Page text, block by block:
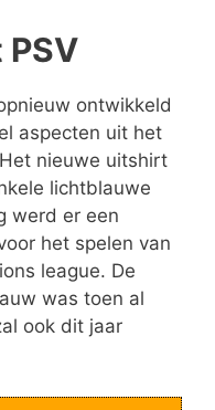
ontwikkeld
aspecten uit het
nieuwe uitshirt
lichtblauwe
werd er een
het spelen van
league. De
was toen al
ook dit jaar